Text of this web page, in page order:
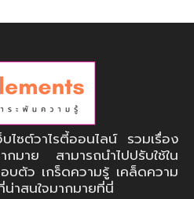
บไซต์วาไรตี้ออนไลน์ รวมเรื่อง
กมาย สามารถนำไปปรับใช้ใน
บตัว เกร็ดความรู้ เคล็ดความ
น่าสนใจมากมายที่นี่